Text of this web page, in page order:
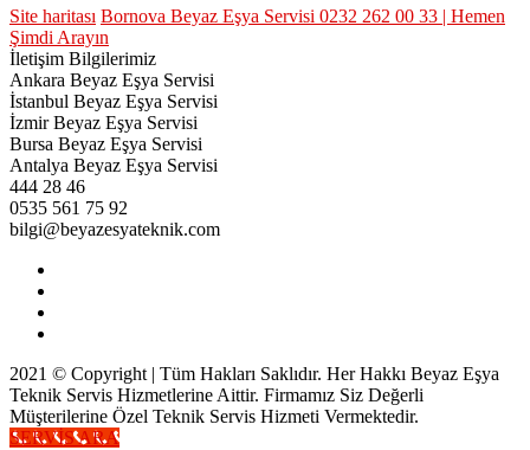
Site haritası Bornova Beyaz Eşya Servisi 0232 262 00 33 | Hemen
Şimdi Arayın
İletişim Bilgilerimiz
Ankara Beyaz Eşya Servisi
İstanbul Beyaz Eşya Servisi
İzmir Beyaz Eşya Servisi
Bursa Beyaz Eşya Servisi
Antalya Beyaz Eşya Servisi
444 28 46
0535 561 75 92
bilgi@beyazesyateknik.com
2021 © Copyright | Tüm Hakları Saklıdır. Her Hakkı Beyaz Eşya
Teknik Servis Hizmetlerine Aittir. Firmamız Siz Değerli
Müşterilerine Özel Teknik Servis Hizmeti Vermektedir.
SERVİS ARA